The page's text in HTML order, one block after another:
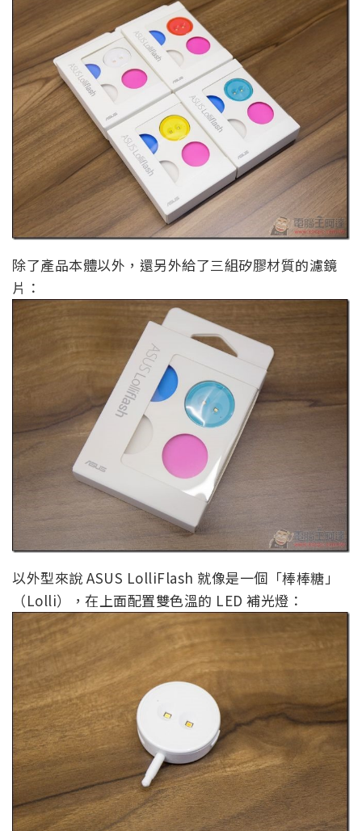
除了產品本體以外，還另外給了三組矽膠材質的濾鏡
片：
以外型來說 ASUS LolliFlash 就像是一個「棒棒糖」
（Lolli），在上面配置雙色溫的 LED 補光燈：